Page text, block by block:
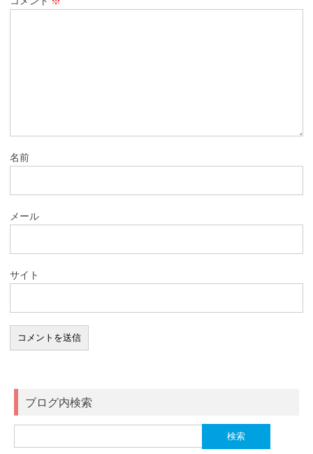
名前
メール
サイト
ブログ内検索
索: